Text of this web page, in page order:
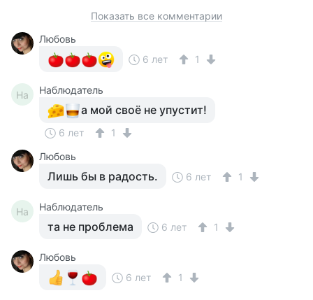
Показать все комментарии
Любовь
6 лет
1
На Наблюдатель
а мой своё не упустит!
6 лет
1
Любовь
Лишь бы в радость. 6 лет 1
На Наблюдатель
та не проблема 6 лет 1
Любовь
6 лет
1